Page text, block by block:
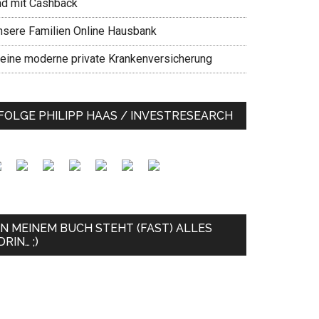
mit Cashback
Familien Online Hausbank
moderne private Krankenversicherung
PHILIPP HAAS / INVESTRESEARCH
MEINEM BUCH STEHT (FAST) ALLES
;)